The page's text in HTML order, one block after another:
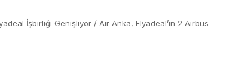
İşbirliği Genişliyor / Air Anka, Flyadeal’ın 2 Airbus